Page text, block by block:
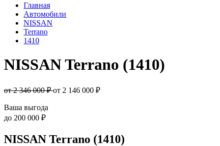
Главная
Автомобили
NISSAN
Terrano
1410
NISSAN Terrano (1410)
от 2 346 000 ₽от 2 146 000 ₽
Ваша выгода
до 200 000 ₽
NISSAN Terrano (1410)